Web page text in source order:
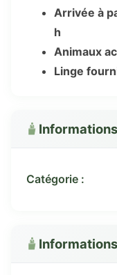
Arrivée à
h
Animaux
Linge
Catégorie :